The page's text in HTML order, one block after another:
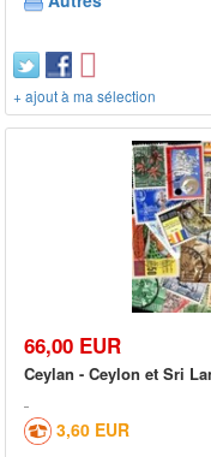
+ ajout à ma sélection
66,00 EUR
Ceylan - Ceylon et Sri
3,60 EUR